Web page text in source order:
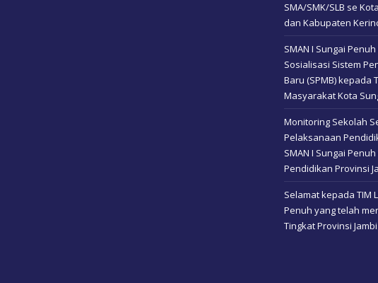
SMA/SMK/SLB se
dan Kabupaten
SMAN I Sungai
Sosialisasi Sistem
Baru (SPMB) kepada
Masyarakat Kota
Monitoring Sekolah
Pelaksanaan
SMAN I Sungai
Pendidikan Provinsi
Selamat kepada TIM
Penuh yang telah
Tingkat Provinsi